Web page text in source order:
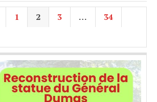
1 2 3 …
34